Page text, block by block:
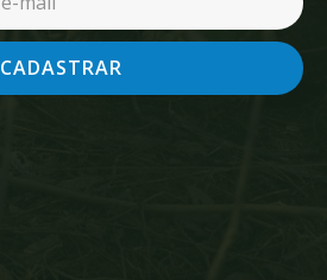
CADASTRAR